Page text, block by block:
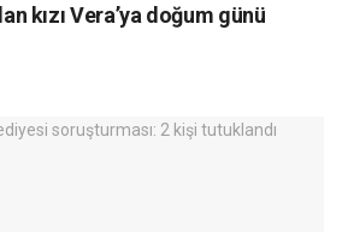
kızı Vera’ya doğum günü